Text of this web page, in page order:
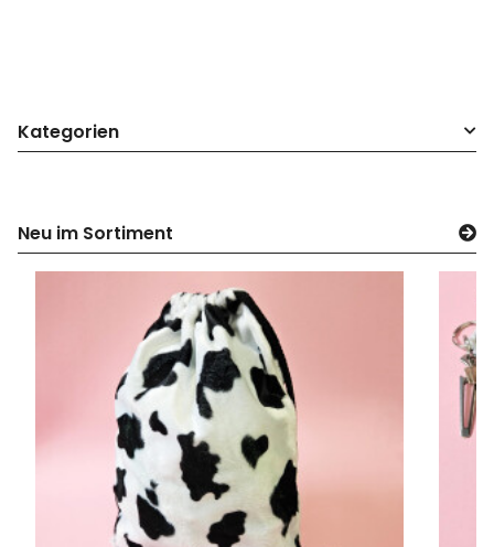
Kategorien
Neu im Sortiment